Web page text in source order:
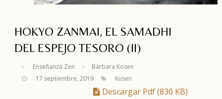
HOKYO ZANMAI, EL SAMADHI
DEL ESPEJO TESORO (II)
Enseñanza Zen
Bárbara Kosen
17 septiembre, 2019
Kusen
Descargar Pdf (830 KB)